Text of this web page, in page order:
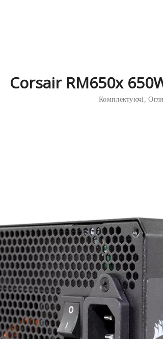
Corsair RM650x
Комплектуючі,